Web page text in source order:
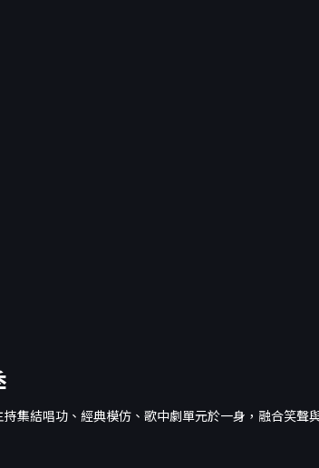
持集結唱功、經典模仿、歌中劇單元於一身，融合笑